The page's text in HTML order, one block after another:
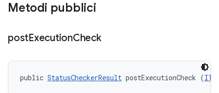
Metodi pubblici
postExecutionCheck
public StatusCheckerResult postExecutionCheck (